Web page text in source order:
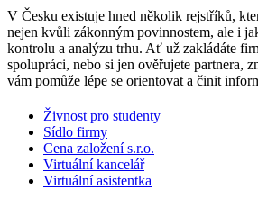
V Česku existuje hned několik rejstříků,
nejen kvůli zákonným povinnostem, ale i
kontrolu a analýzu trhu. Ať už zakládáte
spolupráci, nebo si jen ověřujete partnera,
vám pomůže lépe se orientovat a činit
Živnost pro studenty
Sídlo firmy
Cena založení s.r.o.
Virtuální kancelář
Virtuální asistentka